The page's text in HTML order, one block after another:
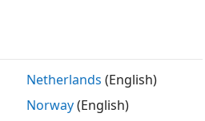
Netherlands (English)
Norway(English)